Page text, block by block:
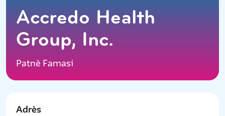
Accredo Health
Group, Inc.
Patnè Famasi
Adrès